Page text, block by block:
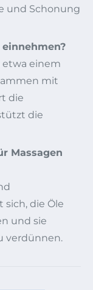
und Schonung
etwa einem
mit
die
die
Massagen
sich, die Öle
und sie
verdünnen.